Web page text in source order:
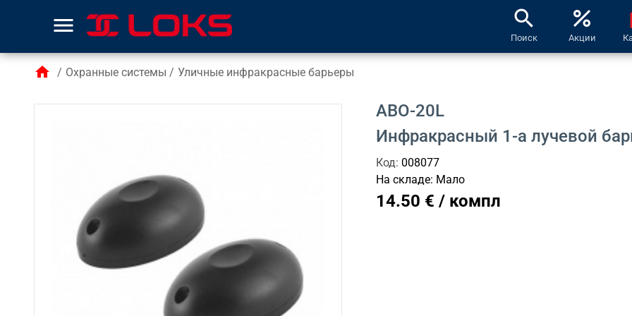
menu search
Поиск
percent
Акции
home / Охранные системы / Уличные инфракрасные барьеры
ABO-20L
Инфракрасный 1-а лучевой
Код: 008077
На складе: Мало
14.50 € / компл